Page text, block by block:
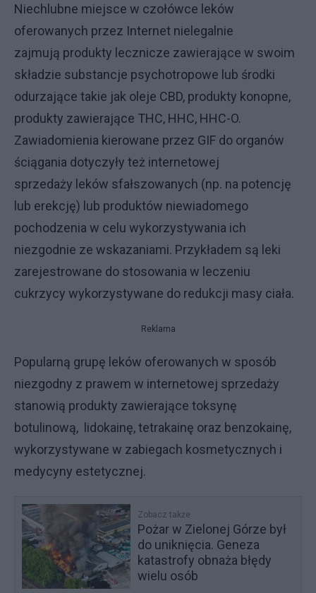
Niechlubne miejsce w czołówce leków
oferowanych przez Internet nielegalnie
zajmują produkty lecznicze zawierające w swoim
składzie substancje psychotropowe lub środki
odurzające takie jak oleje CBD, produkty konopne,
produkty zawierające THC, HHC, HHC-O.
Zawiadomienia kierowane przez GIF do organów
ściągania dotyczyły też internetowej
sprzedaży leków sfałszowanych (np. na potencję
lub erekcję) lub produktów niewiadomego
pochodzenia w celu wykorzystywania ich
niezgodnie ze wskazaniami. Przykładem są leki
zarejestrowane do stosowania w leczeniu
cukrzycy wykorzystywane do redukcji masy ciała.
Reklama
Popularną grupę leków oferowanych w sposób
niezgodny z prawem w internetowej sprzedaży
stanowią produkty zawierające toksynę
botulinową, lidokainę, tetrakainę oraz benzokainę,
wykorzystywane w zabiegach kosmetycznych i
medycyny estetycznej.
Zobacz także
Pożar w Zielonej Górze był
do uniknięcia. Geneza
katastrofy obnaża błędy
wielu osób